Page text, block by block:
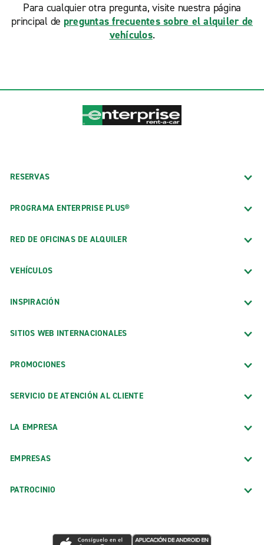
Para cualquier otra pregunta, visite nuestra página
principal de preguntas frecuentes sobre el alquiler de
vehículos.
RESERVAS
PROGRAMA ENTERPRISE PLUS®
RED DE OFICINAS DE ALQUILER
VEHÍCULOS
INSPIRACIÓN
SITIOS WEB INTERNACIONALES
PROMOCIONES
SERVICIO DE ATENCIÓN AL CLIENTE
LA EMPRESA
EMPRESAS
PATROCINIO